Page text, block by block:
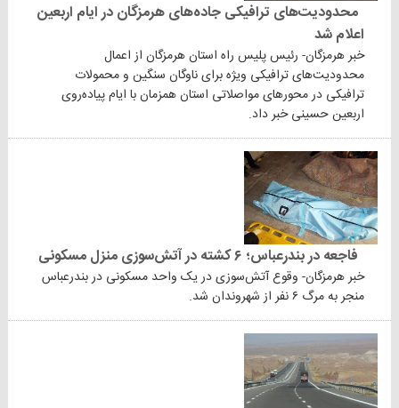
محدودیت‌های ترافیکی جاده‌های هرمزگان در ایام اربعین
اعلام شد
خبر هرمزگان- رئیس پلیس راه استان هرمزگان از اعمال
محدودیت‌های ترافیکی ویژه برای ناوگان سنگین و محمولات
ترافیکی در محورهای مواصلاتی استان همزمان با ایام پیاده‌روی
اربعین حسینی خبر داد.
فاجعه در بندرعباس؛ ۶ کشته در آتش‌سوزی منزل مسکونی
خبر هرمزگان- وقوع آتش‌سوزی در یک واحد مسکونی در بندرعباس
منجر به مرگ ۶ نفر از شهروندان شد.